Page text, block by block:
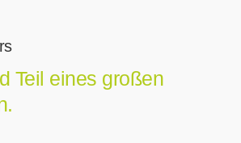
Teil eines großen